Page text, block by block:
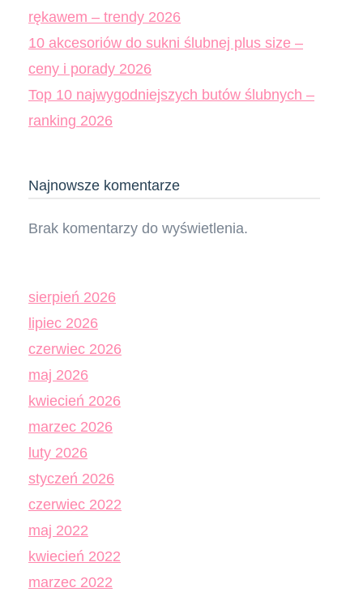
rękawem – trendy 2026
10 akcesoriów do sukni ślubnej plus size –
ceny i porady 2026
Top 10 najwygodniejszych butów ślubnych –
ranking 2026
Najnowsze komentarze
Brak komentarzy do wyświetlenia.
sierpień 2026
lipiec 2026
czerwiec 2026
maj 2026
kwiecień 2026
marzec 2026
luty 2026
styczeń 2026
czerwiec 2022
maj 2022
kwiecień 2022
marzec 2022